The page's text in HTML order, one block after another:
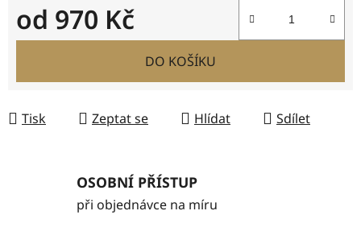
od 970 Kč
Měrná cena:
DO KOŠÍKU
Tisk Zeptat se Hlídat Sdílet
OSOBNÍ PŘÍSTUP
při objednávce na míru